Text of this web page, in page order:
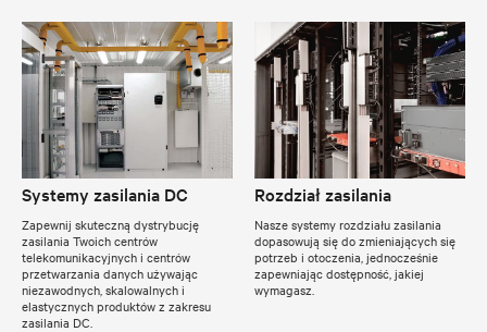
Systemy zasilania DC
Zapewnij skuteczną dystrybucję
zasilania Twoich centrów
telekomunikacyjnych i centrów
przetwarzania danych używając
niezawodnych, skalowalnych i
elastycznych produktów z zakresu
zasilania DC.
Rozdział zasilania
Nasze systemy rozdziału zasilania
dopasowują się do zmieniających się
potrzeb i otoczenia, jednocześnie
zapewniając dostępność, jakiej
wymagasz.